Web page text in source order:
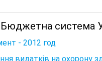
система
- 2012 год
видатків на охорону